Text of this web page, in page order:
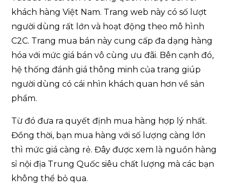
khách hàng Việt Nam. Trang web này có số lượt
người dùng rất lớn và hoạt động theo mô hình
C2C. Trang mua bán này cung cấp đa dạng hàng
hóa với mức giá bán vô cùng ưu đãi. Bên cạnh đó,
hệ thống đánh giá thông minh của trang giúp
người dùng có cái nhìn khách quan hơn về sản
phẩm.
Từ đó đưa ra quyết định mua hàng hợp lý nhất.
Đồng thời, bạn mua hàng với số lượng càng lớn
thì mức giá càng rẻ. Đây được xem là nguồn hàng
sỉ nội địa Trung Quốc siêu chất lượng mà các bạn
không thể bỏ qua.